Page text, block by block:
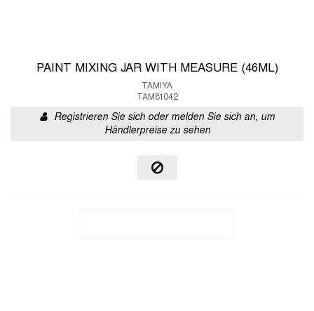
PAINT MIXING JAR WITH MEASURE (46ML)
TAMIYA
TAM81042
Registrieren Sie sich oder melden Sie sich an, um
Händlerpreise zu sehen